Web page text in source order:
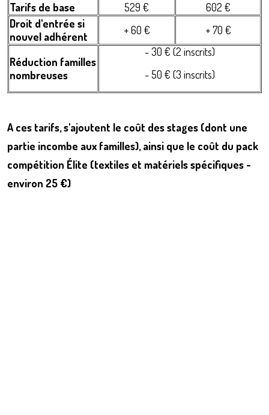
Tarifs de base
529 €
602 €
Droit d'entrée si
nouvel adhérent
+ 60 € + 70 €
Réduction familles
nombreuses
- 30 € (2 inscrits)
- 50 € (3 inscrits)
A ces tarifs, s'ajoutent le coût des stages (dont une
partie incombe aux familles), ainsi que le coût du pack
compétition Élite (textiles et matériels spécifiques -
environ 25 €)